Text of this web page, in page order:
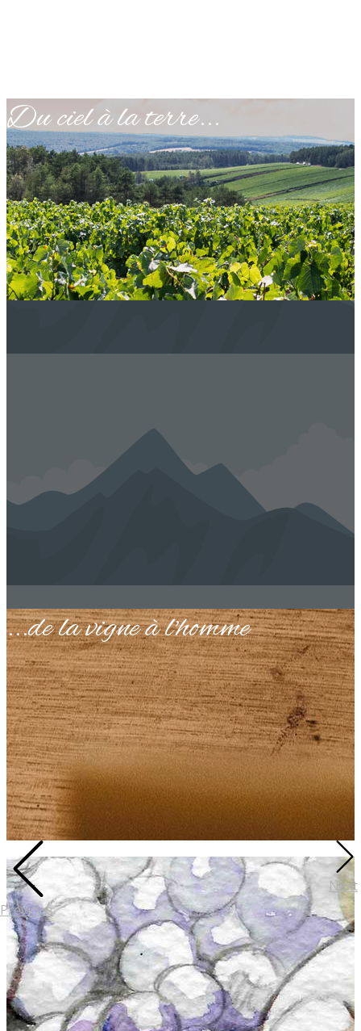
Du ciel à la terre...
...de la vigne à l'homme
Previous
Next